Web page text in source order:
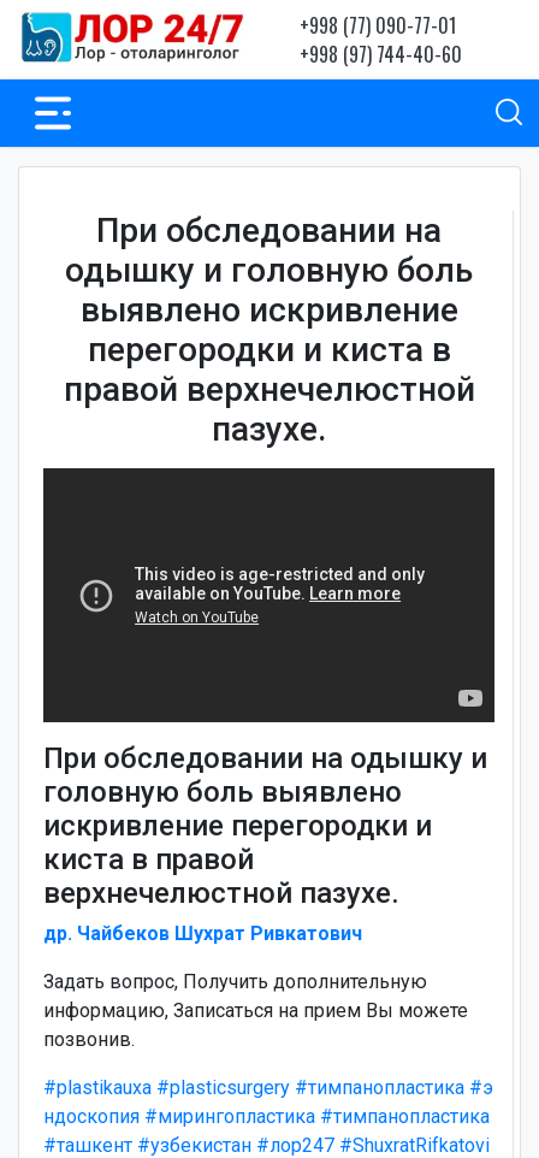
+998 (77) 090-77-01
+998 (97) 744-40-60
При обследовании на
одышку и головную боль
выявлено искривление
перегородки и киста в
правой верхнечелюстной
пазухе.
При обследовании на одышку и
головную боль выявлено
искривление перегородки и
киста в правой
верхнечелюстной пазухе.
др. Чайбеков Шухрат Ривкатович
Задать вопрос, Получить дополнительную
информацию, Записаться на прием Вы можете
позвонив.
#plastikauxa #plasticsurgery #тимпанопластика #э
ндоскопия #мирингопластика #тимпанопластика
#ташкент #узбекистан #лор247 #ShuxratRifkatovi